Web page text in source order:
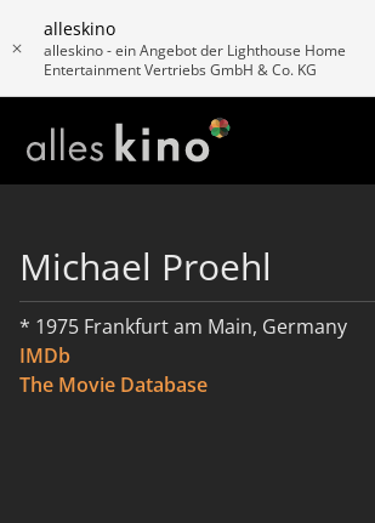
alleskino
alleskino - ein Angebot der Lighthouse Home
Entertainment Vertriebs GmbH & Co. KG
Michael Proehl
* 1975 Frankfurt am Main, Germany
IMDb
The Movie Database